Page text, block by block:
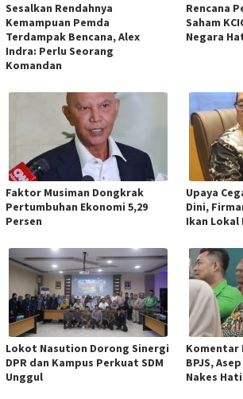
Sesalkan Rendahnya
Kemampuan Pemda
Terdampak Bencana, Alex
Indra: Perlu Seorang
Komandan
Rencana
Saham
Negara
Faktor Musiman Dongkrak
Pertumbuhan Ekonomi 5,29
Persen
Upaya
Dini,
Ikan Lokal
Lokot Nasution Dorong Sinergi
DPR dan Kampus Perkuat SDM
Unggul
Komentar
BPJS,
Nakes